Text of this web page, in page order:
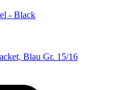
- Black
Blau Gr. 15/16